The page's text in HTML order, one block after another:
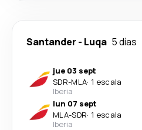
Santander - Luqa 5 días
jue 03 sept
SDR-MLA· 1 escala
Iberia
lun 07 sept
MLA-SDR· 1 escala
Iberia